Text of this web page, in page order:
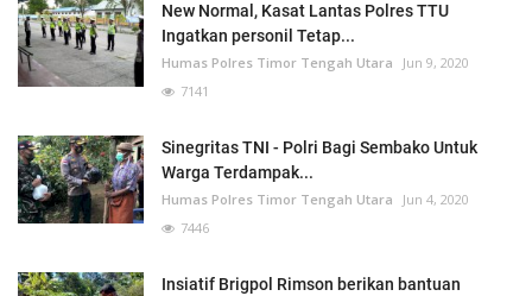
New Normal, Kasat Lantas Polres TTU
Ingatkan personil Tetap...
Humas Polres Timor Tengah Utara
Jun 9, 2020
7141
Sinegritas TNI - Polri Bagi Sembako Untuk
Warga Terdampak...
Humas Polres Timor Tengah Utara
Jun 4, 2020
7446
Insiatif Brigpol Rimson berikan bantuan